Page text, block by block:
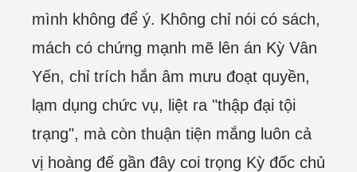
mình không để ý. Không chỉ nói có sách,
mách có chứng mạnh mẽ lên án Kỳ Vân
Yến, chỉ trích hắn âm mưu đoạt quyền,
lạm dụng chức vụ, liệt ra "thập đại tội
trạng", mà còn thuận tiện mắng luôn cả
vị hoàng đế gần đây coi trọng Kỳ đốc chủ